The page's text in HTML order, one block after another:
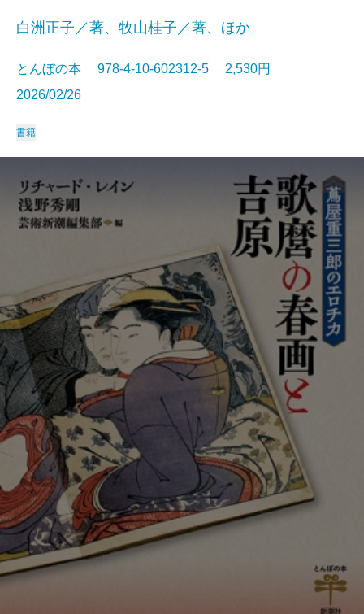
白洲正子／著、牧山桂子／著、ほか
とんぼの本 978-4-10-602312-5 2,530円
2026/02/26
書籍